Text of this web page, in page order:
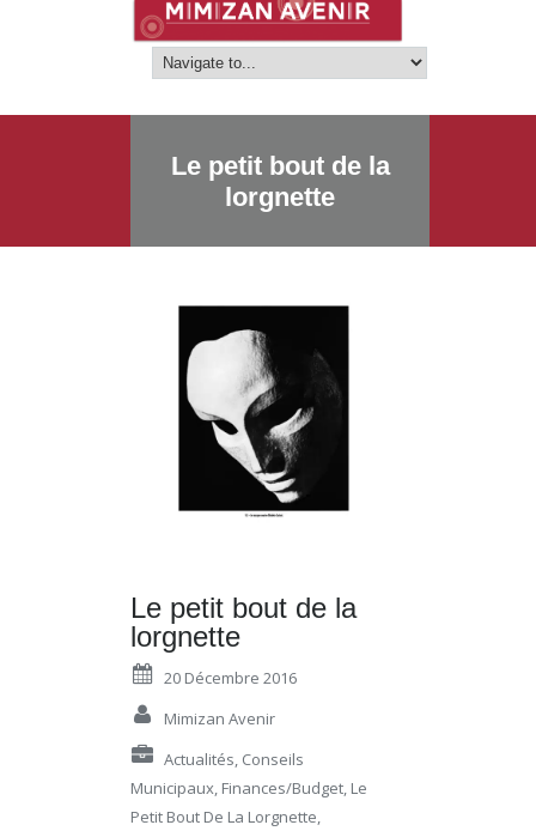
Le petit bout de la
lorgnette
Le petit bout de la
lorgnette
20 Décembre 2016
Mimizan Avenir
Actualités, Conseils
Municipaux, Finances/budget, Le
Petit Bout De La Lorgnette,